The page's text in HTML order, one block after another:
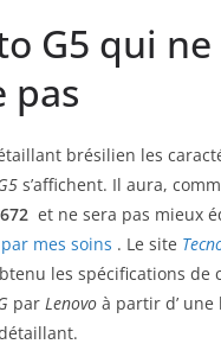
G5 qui ne
pas
brésilien les
s’affichent. Il aura,
et ne sera pas mieux
mes soins . Le site
les spécifications de
par Lenovo à partir d’ une